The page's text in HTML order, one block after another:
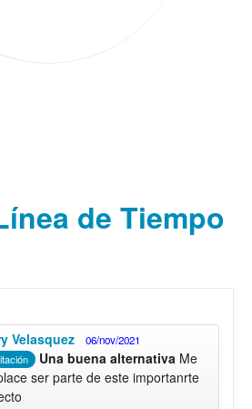
de Tiempo
Velasquez
06/nov/2021
Una buena alternativa Me
ser parte de este importanrte